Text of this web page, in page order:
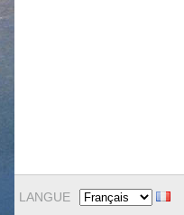
LANGUE